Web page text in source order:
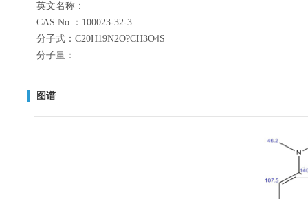
英文名称：
CAS No.：100023-32-3
分子式：C20H19N2O?CH3O4S
分子量：
图谱